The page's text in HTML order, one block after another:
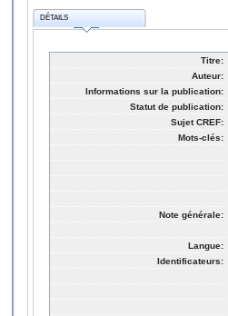
DÉTAILS
Titre:
Auteur:
Informations sur la publication:
Statut de publication:
Sujet CREF:
Mots-clés:
Note générale:
Langue:
Identificateurs: